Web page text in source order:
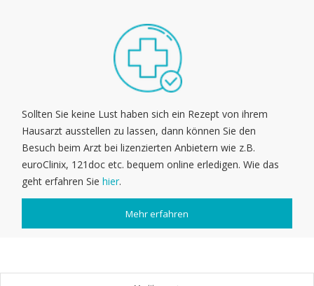
Sollten Sie keine Lust haben sich ein Rezept von ihrem
Hausarzt ausstellen zu lassen, dann können Sie den
Besuch beim Arzt bei lizenzierten Anbietern wie z.B.
euroClinix, 121doc etc. bequem online erledigen. Wie das
geht erfahren Siehier.
Mehr erfahren